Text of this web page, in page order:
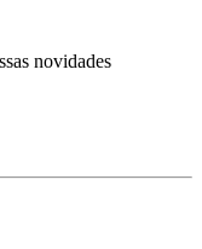
novidades